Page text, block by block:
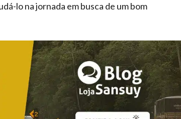
lo na jornada em busca de um bom